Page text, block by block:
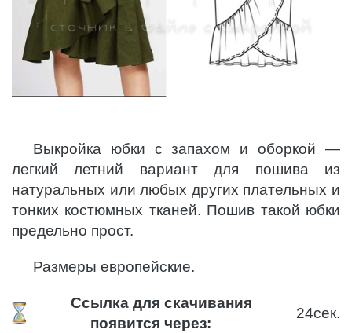
Выкройка юбки с запахом и оборкой —
легкий летний вариант для пошива из
натуральных или любых других плательных и
тонких костюмных тканей. Пошив такой юбки
предельно прост.
Размеры европейские.
Ссылка для скачивания
появится через:
23сек.